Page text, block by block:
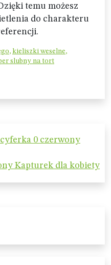
temu możesz
do charakteru
, kieliszki weselne,
slubny na tort
0 czerwony
Kapturek dla kobiety